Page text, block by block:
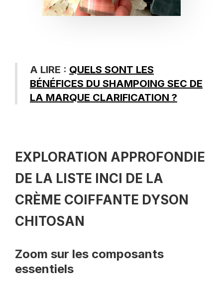
A LIRE : QUELS SONT LES
BÉNÉFICES DU SHAMPOING SEC DE
LA MARQUE CLARIFICATION ?
EXPLORATION APPROFONDIE
DE LA LISTE INCI DE LA
CRÈME COIFFANTE DYSON
CHITOSAN
Zoom sur les composants
essentiels